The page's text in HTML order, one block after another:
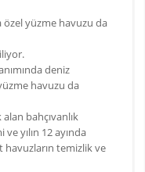
özel yüzme havuzu da
deniz
havuzu da
bahçıvanlık
yılın 12 ayında
temizlik ve